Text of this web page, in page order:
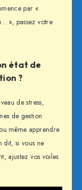
par «
», passez votre
état de
?
de stress,
de gestion
même apprendre
dit, si vous ne
ajustez vos voiles